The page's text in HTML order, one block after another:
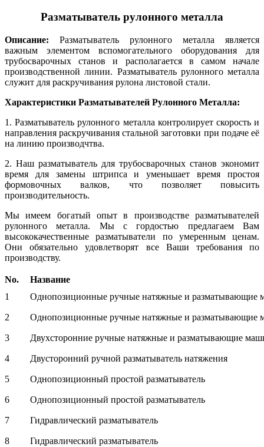
Разматыватель рулонного металла
Описание: Разматыватель рулонного металла является
важным элементом вспомогательного оборудования для
трубосварочных станов и располагается в самом начале
производственной линии. Разматыватель рулонного металла
служит для раскручивания рулона листовой стали.
Характеристики Разматывателей Рулонного Металла:
1. Разматыватель рулонного металла контролирует скорость и
направления раскручивания стальной заготовки при подаче её
на линию производчтва.
2. Наш разматыватель для трубосварочных станов экономит
время для замены штрипса и уменьшает время простоя
формовочных валков, что позволяет повысить
производительность.
Мы имеем богатый опыт в производстве разматывателей
рулонного металла. Мы с гордостью предлагаем Вам
высококачественные разматыватели по умеренным ценам.
Они обязательно удовлетворят все Ваши требования по
производству.
No.
Название
1
Однопозиционные ручные натяжные и разматывающие
2 Однопозиционные ручные натяжные и разматывающие
3 Двухсторонние ручные натяжные и разматывающие
4 Двусторонний ручной разматыватель натяжения
5 Однопозиционный простой разматыватель
6 Однопозиционный простой разматыватель
7 Гидравлический разматыватель
8 Гидравлический разматыватель